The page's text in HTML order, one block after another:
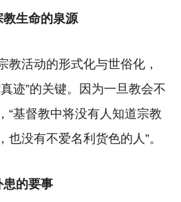
生命的泉源
教活动的形式化与世俗化，
迹”的关键。因为一旦教会不
“基督教中将没有人知道宗教
没有不爱名利货色的人”。
患的要事